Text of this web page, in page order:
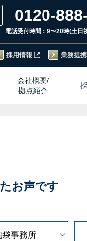
0120-
電話受付時間：9〜20時(土日
採用情報 業務提携
会社概要/
拠点紹介
お声です
袋事務所